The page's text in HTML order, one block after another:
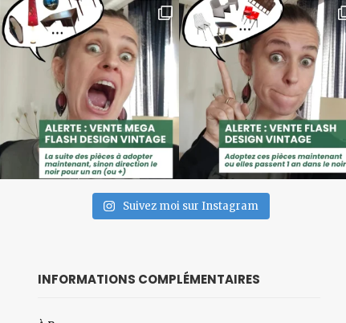
Suivez moi sur Instagram
INFORMATIONS COMPLÉMENTAIRES